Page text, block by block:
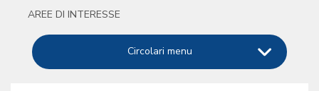
AREE DI INTERESSE
Circolari menu